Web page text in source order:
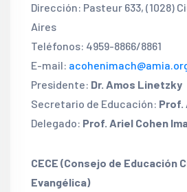
Dirección: Pasteur 633, (1028)
Aires
Teléfonos: 4959-8866/8861
E-mail:
Presidente: Dr. Amos Linetzky
Secretario de Educación: Prof.
Delegado: Prof. Ariel Cohen
CECE (Consejo de Educación
Evangélica)